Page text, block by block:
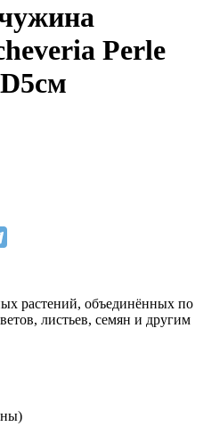
Perle
растений, объединённых по
листьев, семян и другим